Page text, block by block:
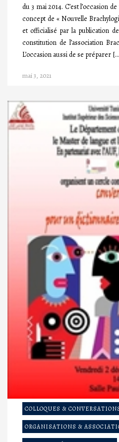
du 3 mai 2014. C’est l’occasion
concept de « Nouvelle
et officialisé par la publication
constitution de l’association
L’occasion aussi de se préparer
mai 3, 2021
COLLOQUES &
ORGANISATIONS &